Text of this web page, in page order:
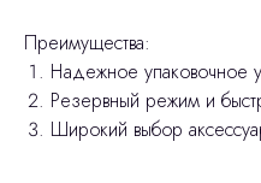
Преимущества:
Надежное упаковочное
Резервный режим и
Широкий выбор